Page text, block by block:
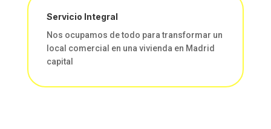
Servicio Integral
Nos ocupamos de todo para transformar un
local comercial en una vivienda en Madrid
capital